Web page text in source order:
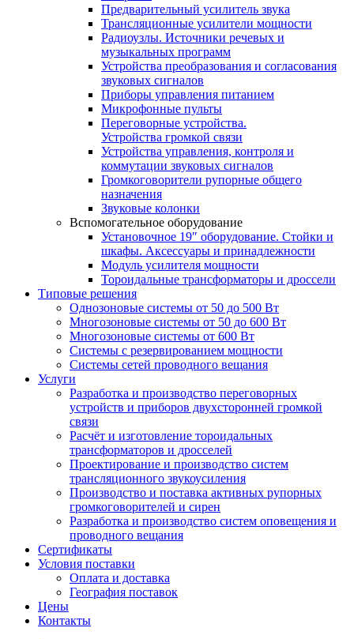
Предварительный усилитель звука
Трансляционные усилители мощности
Радиоузлы. Источники речевых и
музыкальных программ
Устройства преобразования и согласования
звуковых сигналов
Приборы управления питанием
Микрофонные пульты
Переговорные устройства.
Устройства громкой связи
Устройства управления, контроля и
коммутации звуковых сигналов
Громкоговорители рупорные общего
назначения
Звуковые колонки
Вспомогательное оборудование
Установочное 19″ оборудование. Стойки и
шкафы. Аксессуары и принадлежности
Модуль усилителя мощности
Тороидальные трансформаторы и дроссели
Типовые решения
Однозоновые системы от 50 до 500 Вт
Многозоновые системы от 50 до 600 Вт
Многозоновые системы от 600 Вт
Системы с резервированием мощности
Системы сетей проводного вещания
Услуги
Разработка и производство переговорных
устройств и приборов двухсторонней громкой
связи
Расчёт и изготовление тороидальных
трансформаторов и дросселей
Проектирование и производство систем
трансляционного звукоусиления
Производство и поставка активных рупорных
громкоговорителей и сирен
Разработка и производство систем оповещения и
проводного вещания
Сертификаты
Условия поставки
Оплата и доставка
География поставок
Цены
Контакты